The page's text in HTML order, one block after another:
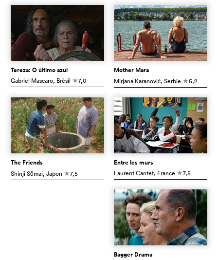
Tereza: O último azul
Gabriel Mascaro, Brésil c7,0
Mother Mara
Mirjana Karanović, Serbie c5,2
The Friends
Shinji Sōmai, Japon c7,5
Entre les murs
Laurent Cantet, France c7,5
Bagger Drama